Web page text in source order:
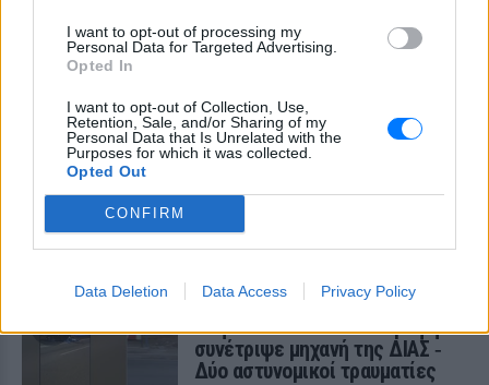
I want to opt-out of processing my
Personal Data for Targeted Advertising.
Opted In
I want to opt-out of Collection, Use,
Retention, Sale, and/or Sharing of my
Personal Data that Is Unrelated with the
Purposes for which it was collected.
Opted Out
CONFIRM
Data Deletion Data Access Privacy Policy
4χρονος στην Πάρο:
έρευνα
ΠΡΙΝ 9 ΏΡΕΣ
αντιμετωπίζουν κατηγορίες μετά τον
ιδιοκτήτης, δηλωμένος ως
ναυαγοσώστης, παραπέμπεται στον
Τροχαίο στη λεωφόρο
Αθηνών‑Σουνίου: Αναστροφή ΙΧ
συνέτριψε μηχανή της ΔΙΑΣ ‑
Δύο αστυνομικοί τραυματίες